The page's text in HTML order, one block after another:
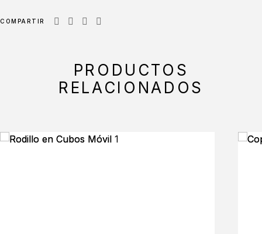
COMPARTIR
PRODUCTOS
RELACIONADOS